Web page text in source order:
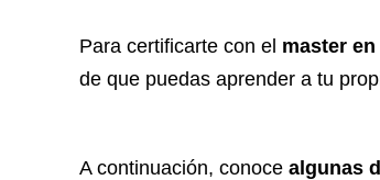
Para certificarte con el master
de que puedas aprender a tu
A continuación, conoce algunas